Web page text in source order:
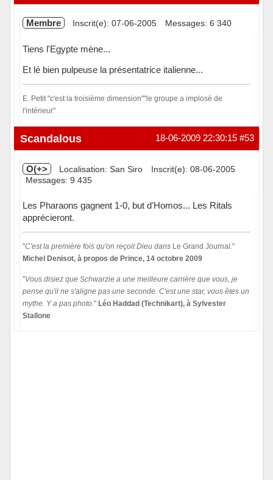
Membre Inscrit(e): 07-06-2005 Messages: 6 340
Tiens l'Egypte mène...
Et lé bien pulpeuse la présentatrice italienne...
E. Petit "c'est la troisième dimension""le groupe a implosé de
l'intérieur"
Hors ligne #53
18-06-2009 22:30:15
Scandalous
O(+> Localisation: San Siro
Inscrit(e): 08-06-2005
Messages: 9 435
Les Pharaons gagnent 1-0, but d'Homos... Les Ritals
apprécieront.
"C'est la première fois qu'on reçoit Dieu dansLe Grand Journal "
Michel Denisot, à propos de Prince, 14 octobre 2009
"Vous disiez que Schwarzie a une meilleure carrière que vous, je
pense qu'il ne s'aligne pas une seconde. C'est une star, vous êtes un
mythe. Y a pas photo. " Léo Haddad (Technikart), à Sylvester
Stallone